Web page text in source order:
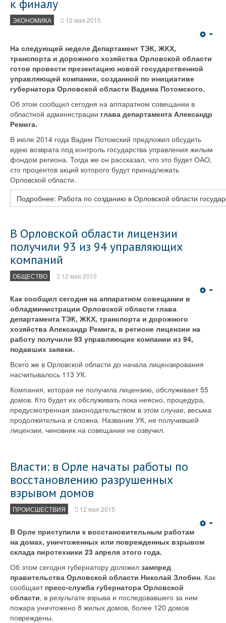
к финалу
ЭКОНОМИКА 12 мая 2015
На следующей неделе Департамент ТЭК, ЖКХ,
транспорта и дорожного хозяйства Орловской области
готов провести презентацию новой государственной
управляющей компании, созданной по инициативе
губернатора Орловской области Вадима Потомского.
Об этом сообщил сегодня на аппаратном совещании в
областной администрации глава департамента Александр
Ремига.
В июле 2014 года Вадим Потомский предложил обсудить
идею возврата под контроль государства управления жилым
фондом региона. Тогда же он рассказал, что это будет ОАО,
сто процентов акций которого будут принадлежать
Орловской области.
Подробнее: Работа по созданию в Орловской области
В Орловской области лицензии
получили 93 из 94 управляющих
компаний
ОБЩЕСТВО 12 мая 2015
Как сообщил сегодня на аппаратном совещании в
обладминистрации Орловской области глава
департамента ТЭК, ЖКХ, транспорта и дорожного
хозяйства Александр Ремига, в регионе лицензии на
работу получили 93 управляющие компании из 94,
подавших заявки.
Всего же в Орловской области до начала лицензирования
насчитывалось 113 УК.
Компания, которая не получила лицензию, обслуживает 55
домов. Кто будет их обслуживать пока неясно, процедура,
предусмотренная законодательством в этом случае, весьма
продолжительна и сложна. Название УК, не получившей
лицензии, чиновник на совещании не озвучил.
Власти: в Орле начаты работы по
восстановлению разрушенных
взрывом домов
ПРОИСШЕСТВИЯ 12 мая 2015
В Орле приступили к восстановительным работам
на домах, уничтоженных или поврежденных взрывом
склада пиротехники 23 апреля этого года.
Об этом сегодня губернатору доложил зампред
правительства Орловской области Николай Злобин. Как
сообщает пресс-служба губернатора Орловской
области, в результате взрыва и последовавшего за ним
пожара уничтожено 8 жилых домов, более 120 домов
повреждены.